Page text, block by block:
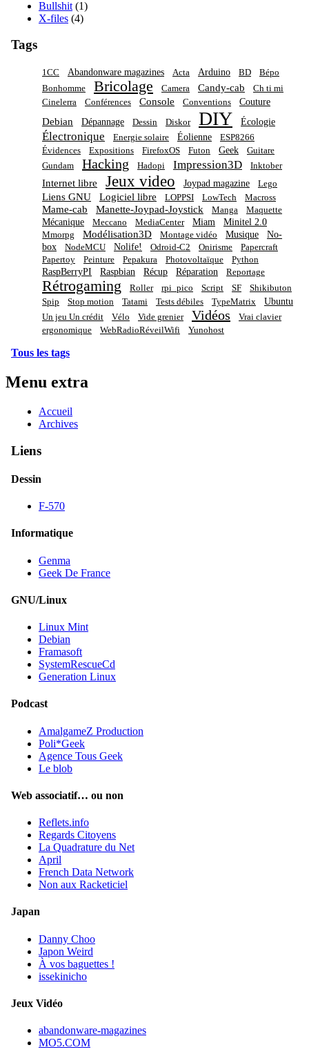
Bullshit (1)
X-files (4)
Tags
1CC Abandonware magazines Acta Arduino BD
Bépo
Bonhomme
Bricolage Camera Candy-cab
Ch ti mi
Cinelerra
Conférences Console Conventions Couture
Debian Dépannage Dessin Diskor DIY Écologie
Électronique Energie solaire Éolienne
ESP8266
Évidences
Expositions FirefoxOS Futon Geek
Guitare
Gundam
Hacking Hadopi Impression3D Inktober
Internet libre Jeux video Joypad magazine Lego
Liens GNU Logiciel libre LOPPSI LowTech Macross
Mame-cab Manette-Joypad-Joystick Manga Maquette
Mécanique Meccano MediaCenter Miam Minitel 2.0
Mmorpg Modélisation3D Montage vidéo Musique
No-
box
NodeMCU Nolife! Odroid-C2 Onirisme
Papercraft
Papertoy
Peinture Pepakura Photovoltaïque Python
RaspBerryPI Raspbian Récup Réparation Reportage
Rétrogaming Roller rpi_pico Script SF
Shikibuton
Spip
Stop motion Tatami Tests débiles TypeMatrix Ubuntu
Un jeu Un crédit Vélo Vide grenier Vidéos
Vrai clavier
ergonomique
WebRadioRéveilWifi Yunohost
Tous les tags
Menu extra
Accueil
Archives
Liens
Dessin
F-570
Informatique
Genma
Geek De France
GNU/Linux
Linux Mint
Debian
Framasoft
SystemRescueCd
Generation Linux
Podcast
AmalgameZ Production
Poli*Geek
Agence Tous Geek
Le blob
Web associatif… ou non
Reflets.info
Regards Citoyens
La Quadrature du Net
April
French Data Network
Non aux Racketiciel
Japan
Danny Choo
Japon Weird
À vos baguettes !
issekinicho
Jeux Vidéo
abandonware-magazines
MO5.COM